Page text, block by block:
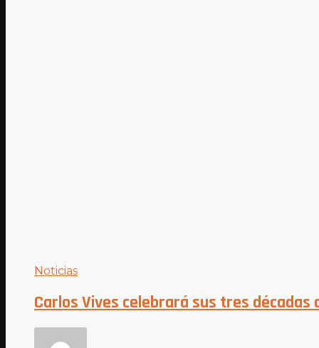
Noticias
Carlos Vives celebrará sus tres